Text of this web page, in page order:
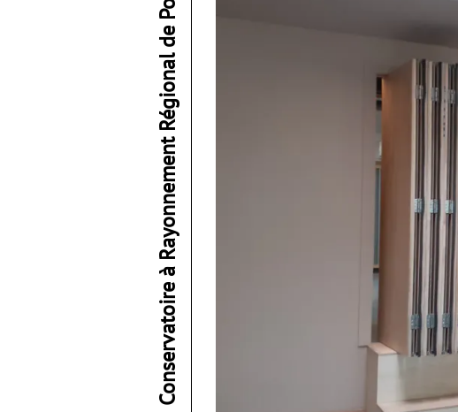
Conservatoire à Rayonnement Régional de Poitiers (86)